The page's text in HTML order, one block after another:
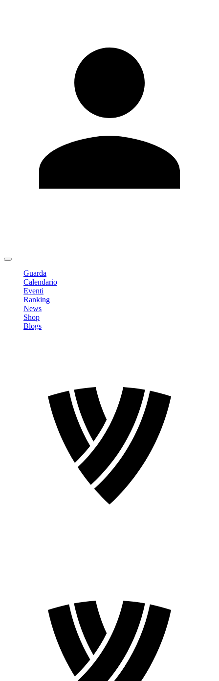
Guarda
Calendario
Eventi
Ranking
News
Shop
Blogs